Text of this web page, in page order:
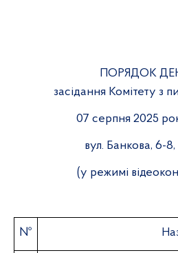
ПОРЯДОК
засідання Комітету з
07 серпня 2025
вул. Банкова, 6-8,
(у режимі
№